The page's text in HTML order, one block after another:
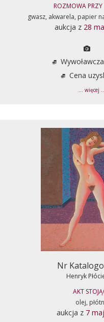
ROZMOWA PRZY
gwasz, akwarela, papier
aukcja z 28
Cena
... więcej
Nr
Henryk
AKT
olej,
aukcja z 7